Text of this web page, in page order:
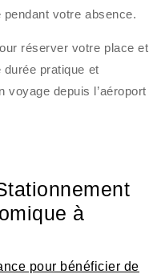
votre absence.
réserver votre place et
durée pratique et
voyage depuis l’aéroport
à
pour bénéficier de